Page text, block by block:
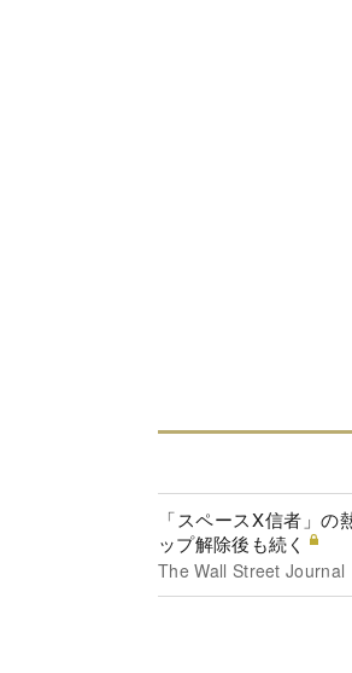
「スペースX信者」の
ップ解除後も続く
The Wall Street Journal